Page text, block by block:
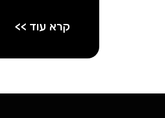
קרא עוד >>